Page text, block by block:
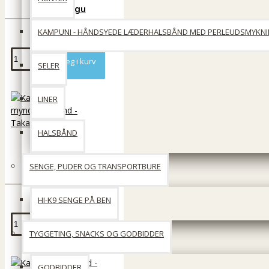
KAMPUNI - HÅNDSYEDE LÆDERHALSBÅND MED
SELER
LINER
HALSBÅND
SENGE, PUDER OG TRANSPORTBURE
HI-K9 SENGE PÅ BEN
TYGGETING, SNACKS OG GODBIDDER
Takaungu
249 DKK
Læg i kurv
myndehalsbånd -
Takaungu
529 DKK